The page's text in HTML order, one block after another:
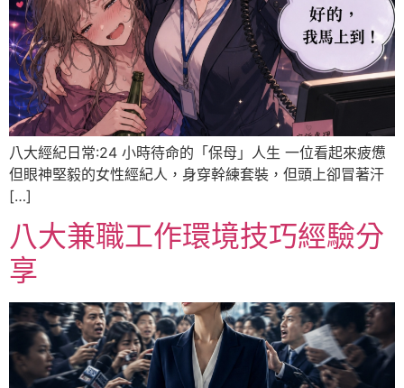
八大經紀日常:24 小時待命的「保母」人生 一位看起來疲憊
但眼神堅毅的女性經紀人，身穿幹練套裝，但頭上卻冒著汗
[…]
八大兼職工作環境技巧經驗分
享